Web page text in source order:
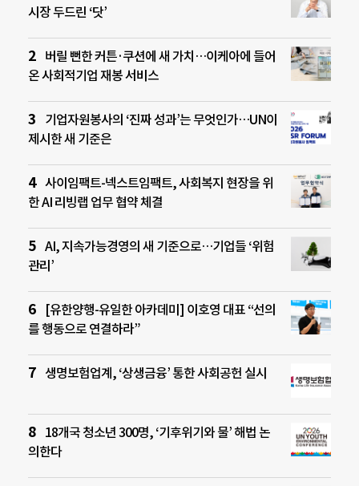
시장 두드린 ‘닷’
버릴 뻔한 커튼·쿠션에 새 가치…이케아에 들어
온 사회적기업 재봉 서비스
기업자원봉사의 ‘진짜 성과’는 무엇인가…UN이
제시한 새 기준은
사이임팩트-넥스트임팩트, 사회복지 현장을 위
한 AI 리빙랩 업무 협약 체결
AI, 지속가능경영의 새 기준으로…기업들 ‘위험
관리’
[유한양행-유일한 아카데미] 이호영 대표 “선의
를 행동으로 연결하라”
생명보험업계, ‘상생금융’ 통한 사회공헌 실시
18개국 청소년 300명, ‘기후위기와 물’ 해법 논
의한다